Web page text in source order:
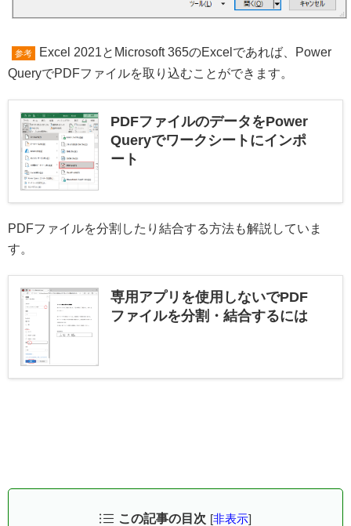
参考
Excel 2021とMicrosoft 365のExcelであれば、Power
QueryでPDFファイルを取り込むことができます。
PDFファイルのデータをPower
Queryでワークシートにインポ
ート
PDFファイルを分割したり結合する方法も解説していま
す。
専用アプリを使用しないでPDF
ファイルを分割・結合するには
この記事の目次 [非表示]